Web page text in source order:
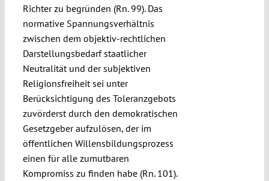
Richter zu begründen (Rn. 99). Das
normative Spannungsverhältnis
zwischen dem objektiv-rechtlichen
Darstellungsbedarf staatlicher
Neutralität und der subjektiven
Religionsfreiheit sei unter
Berücksichtigung des Toleranzgebots
zuvörderst durch den demokratischen
Gesetzgeber aufzulösen, der im
öffentlichen Willensbildungsprozess
einen für alle zumutbaren
Kompromiss zu finden habe (Rn. 101).